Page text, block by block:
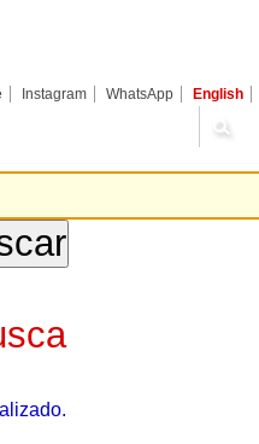
Instagram WhatsApp English